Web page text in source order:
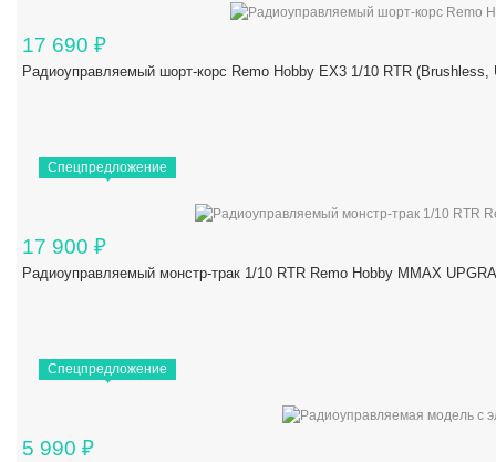
17 690 ₽
Радиоуправляемый шорт-корс Remo Hobby EX3 1/10 RTR
Спецпредложение
17 900 ₽
Радиоуправляемый монстр-трак 1/10 RTR Remo Hobby MMAX
Спецпредложение
5 990 ₽